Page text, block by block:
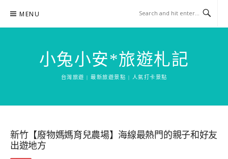
content
MENU
小兔小安*旅遊札記
台灣旅遊 | 最新旅遊景點 | 人氣打卡景點
新竹【廢物媽媽育兒農場】海線最熱門的親子和好友
出遊地方